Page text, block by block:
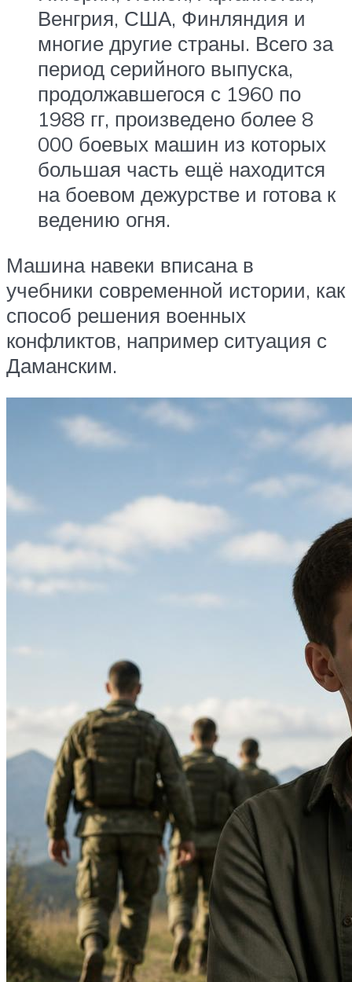
Венгрия, США, Финляндия и
многие другие страны. Всего за
период серийного выпуска,
продолжавшегося с 1960 по
1988 гг, произведено более 8
000 боевых машин из которых
большая часть ещё находится
на боевом дежурстве и готова к
ведению огня.
Машина навеки вписана в
учебники современной истории, как
способ решения военных
конфликтов, например ситуация с
Даманским.